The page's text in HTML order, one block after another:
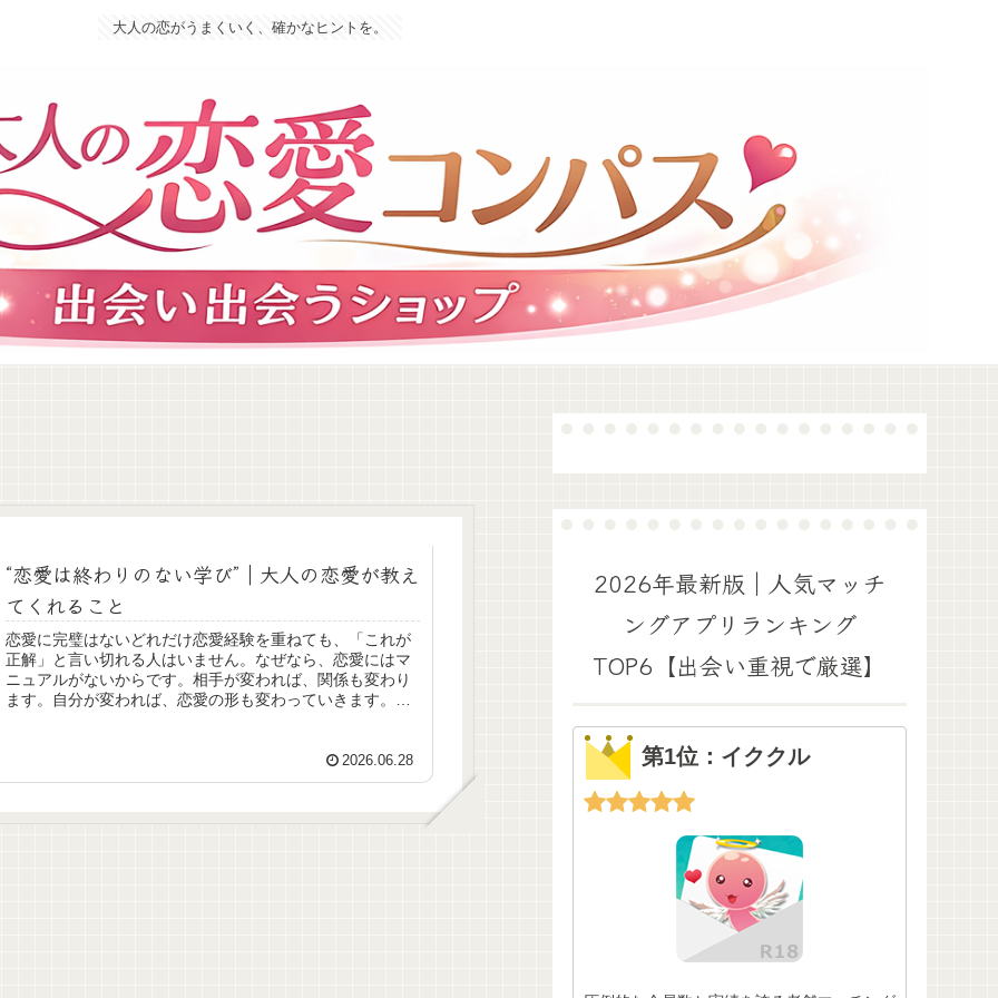
大人の恋がうまくいく、確かなヒントを。
“恋愛は終わりのない学び”｜大人の恋愛が教え
てくれること
恋愛に完璧はないどれだけ恋愛経験を重ねても、「これが
正解」と言い切れる人はいません。なぜなら、恋愛にはマ
ニュアルがないからです。相手が変われば、関係も変わり
ます。自分が変われば、恋愛の形も変わっていきます。恋
2026.06.28
2026年最新版｜人気マッチ
ングアプリランキング
TOP6【出会い重視で厳選】
第1位：イククル